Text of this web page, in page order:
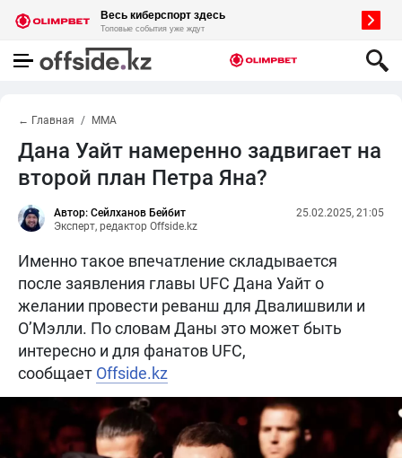
← Главная MMA
Дана Уайт намеренно задвигает на
второй план Петра Яна?
Автор: Сейлханов Бейбит
Эксперт, редактор Offside.kz
25.02.2025, 21:05
Именно такое впечатление складывается
после заявления главы UFC Дана Уайт о
желании провести реванш для Двалишвили и
О’Мэлли. По словам Даны это может быть
интересно и для фанатов UFC,
сообщает Offside.kz